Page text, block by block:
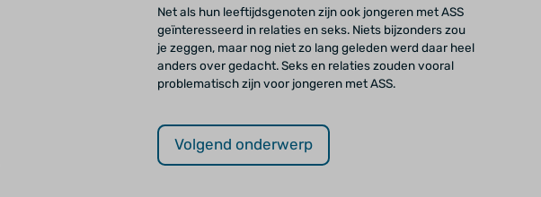
Net als hun leeftijdsgenoten zijn ook jongeren met ASS
geïnteresseerd in relaties en seks. Niets bijzonders zou
je zeggen, maar nog niet zo lang geleden werd daar heel
anders over gedacht. Seks en relaties zouden vooral
problematisch zijn voor jongeren met ASS.
Volgend onderwerp